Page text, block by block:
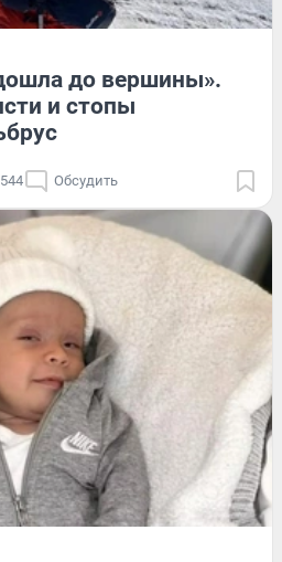
до вершины».
и стопы
Обсудить